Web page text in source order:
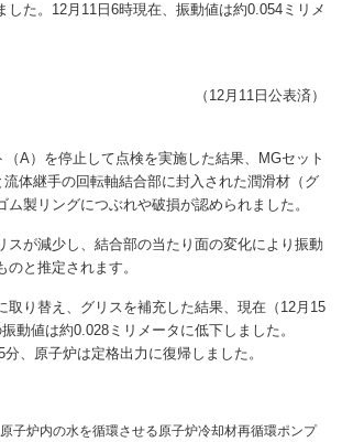
した。12月11日6時現在、振動値は約0.054ミリメ
（12月11日公表済）
（A）を停止して点検を実施した結果、MGセット
流体継手の回転軸結合部に封入された潤滑材（グ
ム製リングにつぶれや破損が認められました。
スが減少し、結合部の当たり面の変化により振動
と推定されます。
取り替え、グリスを補充した結果、現在（12月15
振動値は約0.028ミリメータに低下しました。
、原子炉は定格出力に復帰しました。
原子炉内の水を循環させる原子炉冷却材再循環ポンプ